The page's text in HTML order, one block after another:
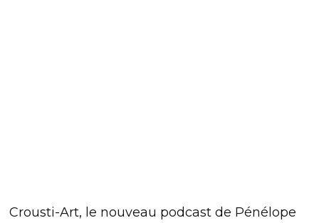
Crousti-Art, le nouveau podcast de Pénélope